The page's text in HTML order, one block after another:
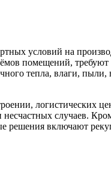
условий на
помещений, требуют
тепла, влаги, пыли,
логистических
несчастных случаев.
решения включают